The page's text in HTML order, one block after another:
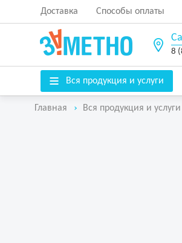
Доставка Способы оплаты
8
Вся продукция и услуги
Главная Вся продукция и услуги